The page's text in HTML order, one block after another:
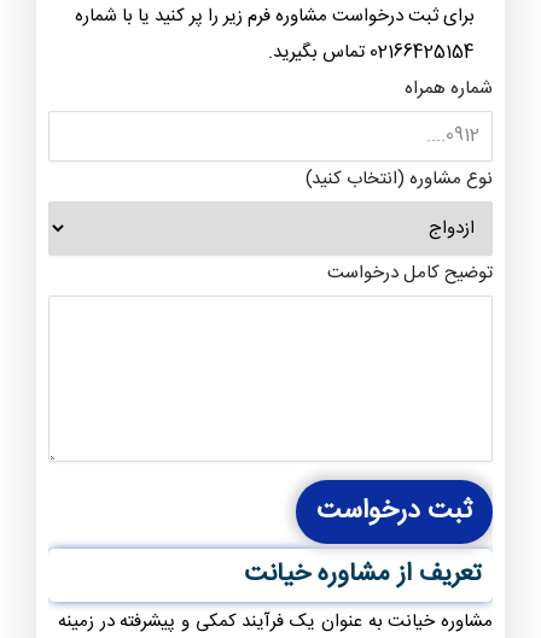
برای ثبت درخواست مشاوره فرم زیر را پر کنید یا با شماره
02166425154 تماس بگیرید.
شماره همراه
نوع مشاوره (انتخاب کنید)
توضیح کامل درخواست
ثبت درخواست
تعریف از مشاوره خیانت
مشاوره خیانت به عنوان یک فرآیند کمکی و پیشرفته در زمینه